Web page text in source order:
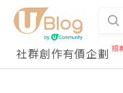
社群創作有價企劃